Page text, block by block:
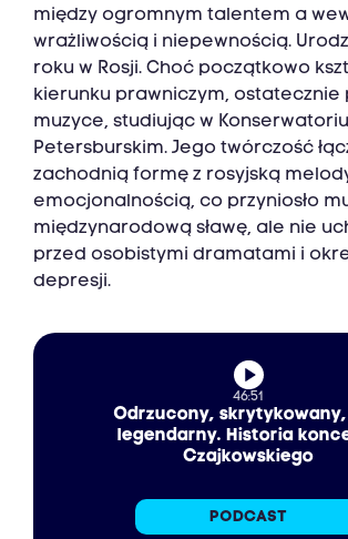
między ogromnym talentem a
wrażliwością i niepewnością.
roku w Rosji. Choć początkowo
kierunku prawniczym, ostatecznie
muzyce, studiując w
Petersburskim. Jego twórczość
zachodnią formę z rosyjską
emocjonalnością, co przyniosło
międzynarodową sławę, ale nie
przed osobistymi dramatami i
depresji.
Odrzucony, skrytykowany,
legendarny. Historia
Czajkowskiego‎
PODCAST
46:51